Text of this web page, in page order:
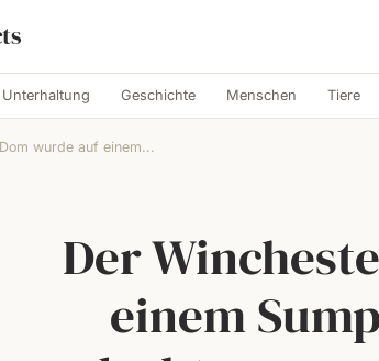
Unterhaltung Geschichte Menschen Tiere
wurde auf einem...
Der
einem